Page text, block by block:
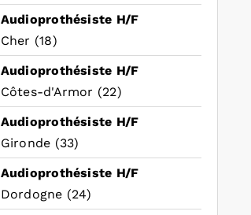
Audioprothésiste H/F
Cher (18)
Audioprothésiste H/F
Côtes-d'Armor (22)
Audioprothésiste H/F
Gironde (33)
Audioprothésiste H/F
Dordogne (24)